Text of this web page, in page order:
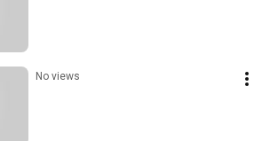
No views